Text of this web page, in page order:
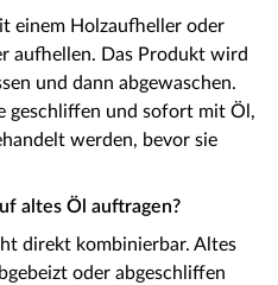
einem Holzaufheller oder
aufhellen. Das Produkt wird
und dann abgewaschen.
geschliffen und sofort mit Öl,
werden, bevor sie
altes Öl auftragen?
direkt kombinierbar. Altes
oder abgeschliffen